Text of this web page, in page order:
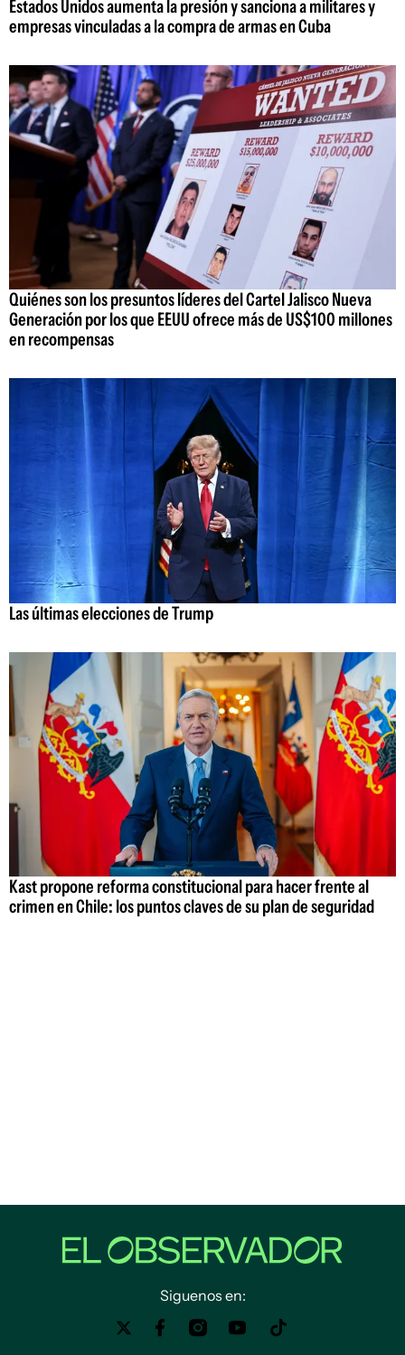
Estados Unidos aumenta la presión y sanciona a militares y
empresas vinculadas a la compra de armas en Cuba
Quiénes son los presuntos líderes del Cartel Jalisco Nueva
Generación por los que EEUU ofrece más de US$100 millones
en recompensas
Las últimas elecciones de Trump
Kast propone reforma constitucional para hacer frente al
crimen en Chile: los puntos claves de su plan de seguridad
Siguenos en: